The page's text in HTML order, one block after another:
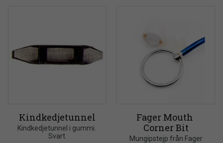
Kindkedjetunnel
Kindkedjetunnel i gummi.
Svart.
Fager Mouth
Corner Bit
Mungipstejp från Fager